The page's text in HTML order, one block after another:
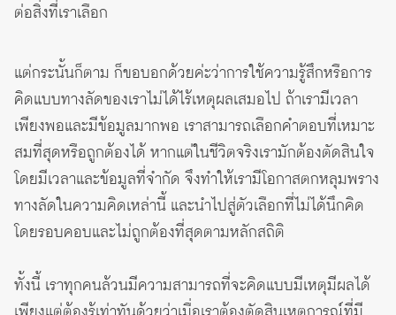
ต่อสิ่งที่เราเลือก
แต่กระนั้นก็ตาม ก็ขอบอกด้วยค่ะว่าการใช้ความรู้สึกหรือการ
คิดแบบทางลัดของเราไม่ได้ไร้เหตุผลเสมอไป ถ้าเรามีเวลา
เพียงพอและมีข้อมูลมากพอ เราสามารถเลือกคำตอบที่เหมาะ
สมที่สุดหรือถูกต้องได้ หากแต่ในชีวิตจริงเรามักต้องตัดสินใจ
โดยมีเวลาและข้อมูลที่จำกัด จึงทำให้เรามีโอกาสตกหลุมพราง
ทางลัดในความคิดเหล่านี้ และนำไปสู่ตัวเลือกที่ไม่ได้นึกคิด
โดยรอบคอบและไม่ถูกต้องที่สุดตามหลักสถิติ
ทั้งนี้ เราทุกคนล้วนมีความสามารถที่จะคิดแบบมีเหตุมีผลได้